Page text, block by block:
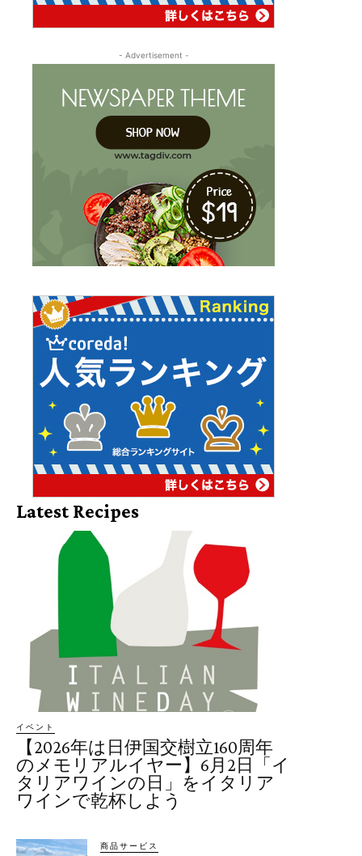
- Advertisement -
Latest Recipes
イベント
【2026年は日伊国交樹立160周年
のメモリアルイヤー】6月2日「イ
タリアワインの日」をイタリア
ワインで乾杯しよう
商品サービス